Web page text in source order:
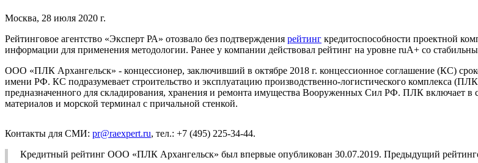
Москва, 28 июля 2020 г.
Рейтинговое агентство «Эксперт РА» отозвало без подтверждения рейтинг кредитоспособности проектной
информации для применения методологии. Ранее у компании действовал рейтинг на уровне ruА+ со
ООО «ПЛК Архангельск» - концессионер, заключивший в октябре 2018 г. концессионное соглашение (КС)
имени РФ. КС подразумевает строительство и эксплуатацию производственно-логистического комплекса
предназначенного для складирования, хранения и ремонта имущества Вооруженных Сил РФ. ПЛК включает в
материалов и морской терминал с причальной стенкой.
Контакты для СМИ: pr@raexpert.ru, тел.: +7 (495) 225-34-44.
Кредитный рейтинг ООО «ПЛК Архангельск» был впервые опубликован 30.07.2019. Предыдущий